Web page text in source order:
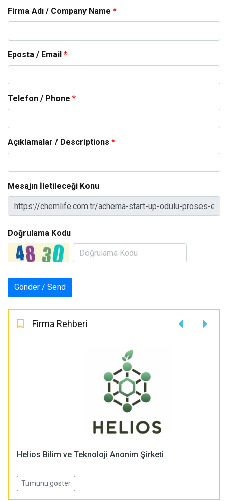
Firma Adı / Company Name *
Eposta / Email *
Telefon / Phone *
Açıklamalar / Descriptions *
Mesajın İletileceği Konu
Doğrulama Kodu
Firma Rehberi
Helios Bilim ve Teknoloji Anonim Şirketi
Tumunu goster